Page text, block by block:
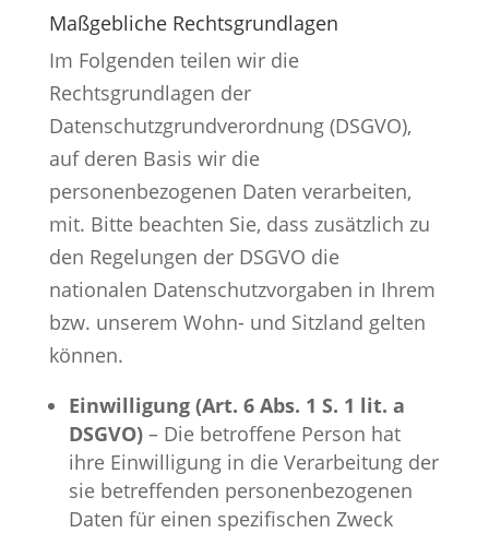
Maßgebliche Rechtsgrundlagen
Im Folgenden teilen wir die
Rechtsgrundlagen der
Datenschutzgrundverordnung (DSGVO),
auf deren Basis wir die
personenbezogenen Daten verarbeiten,
mit. Bitte beachten Sie, dass zusätzlich zu
den Regelungen der DSGVO die
nationalen Datenschutzvorgaben in Ihrem
bzw. unserem Wohn- und Sitzland gelten
können.
Einwilligung (Art. 6 Abs. 1 S. 1 lit. a
DSGVO)– Die betroffene Person hat
ihre Einwilligung in die Verarbeitung der
sie betreffenden personenbezogenen
Daten für einen spezifischen Zweck